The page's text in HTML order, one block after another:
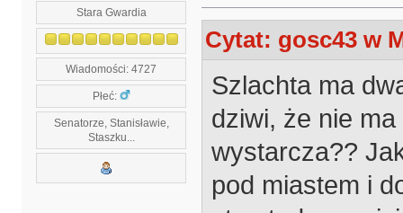
Stara Gwardia
Wiadomości: 4727
Płeć:
Senatorze, Stanisławie,
Staszku...
Cytat: gosc43 w
Szlachta ma
dziwi, że nie
wystarcza??
pod miastem i